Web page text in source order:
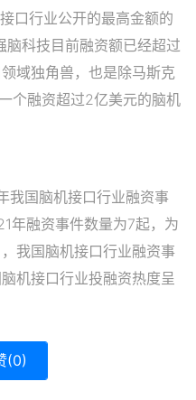
口行业公开的最高金额的
脑科技目前融资额已经超过
域独角兽，也是除马斯克
个融资超过2亿美元的脑机
我国脑机接口行业融资事
年融资事件数量为7起，为
我国脑机接口行业融资事
机接口行业投融资热度呈
(0)